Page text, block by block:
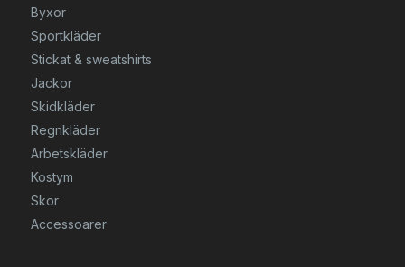
Byxor
Sportkläder
Stickat & sweatshirts
Jackor
Skidkläder
Regnkläder
Arbetskläder
Kostym
Skor
Accessoarer